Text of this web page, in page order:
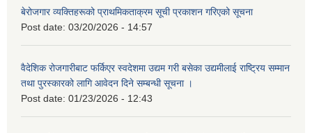
बेरोजगार व्यक्तिहरूको प्राथमिकताक्रम सूची प्रकाशन गरिएको सूचना
Post date: 03/20/2026 - 14:57
वैदेशिक रोजगारीबाट फर्किएर स्वदेशमा उद्यम गरी बसेका उद्यमीलाई राष्ट्रिय सम्मान
तथा पुरस्कारको लागि आवेदन दिने सम्बन्धी सूचना ।
Post date: 01/23/2026 - 12:43